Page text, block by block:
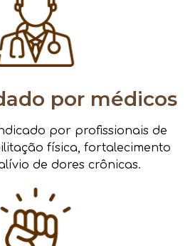
por médicos
por profissionais de
física, fortalecimento
de dores crônicas.